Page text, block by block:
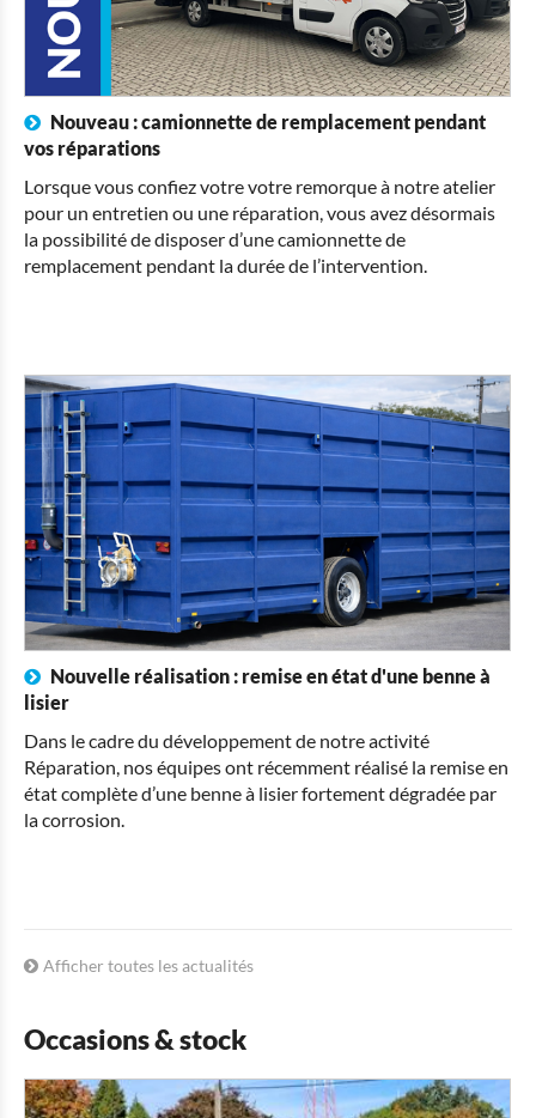
Nouveau : camionnette de remplacement pendant
vos réparations
Lorsque vous confiez votre votre remorque à notre atelier
pour un entretien ou une réparation, vous avez désormais
la possibilité de disposer d’une camionnette de
remplacement pendant la durée de l’intervention.
Nouvelle réalisation : remise en état d'une benne à
lisier
Dans le cadre du développement de notre activité
Réparation, nos équipes ont récemment réalisé la remise en
état complète d’une benne à lisier fortement dégradée par
la corrosion.
Afficher toutes les actualités
Occasions & stock